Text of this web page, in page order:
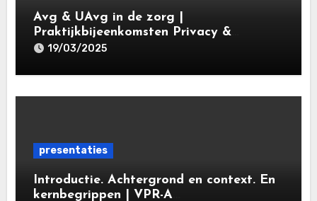
Avg & UAvg in de zorg |
Praktijkbijeenkomsten Privacy &
Gegevensbescherming in de Zorg 2025 |
19/03/2025
presentaties
Introductie. Achtergrond en context. En
kernbegrippen | VPR-A